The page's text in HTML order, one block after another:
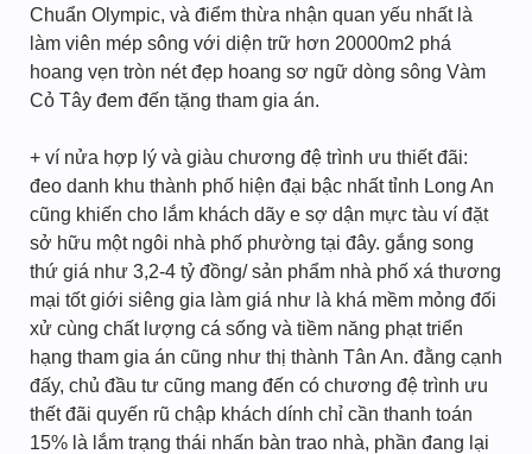
Chuẩn Olympic, và điểm thừa nhận quan yếu nhất là
làm viên mép sông với diện trữ hơn 20000m2 phá
hoang vẹn tròn nét đẹp hoang sơ ngữ dòng sông Vàm
Cỏ Tây đem đến tặng tham gia án.
+ ví nửa hợp lý và giàu chương đệ trình ưu thiết đãi:
đeo danh khu thành phố hiện đại bậc nhất tỉnh Long An
cũng khiến cho lắm khách dãy e sợ dận mực tàu ví đặt
sở hữu một ngôi nhà phố phường tại đây. gắng song
thứ giá như 3,2-4 tỷ đồng/ sản phẩm nhà phố xá thương
mại tốt giới siêng gia làm giá như là khá mềm mỏng đối
xử cùng chất lượng cá sống và tiềm năng phạt triển
hạng tham gia án cũng như thị thành Tân An. đằng cạnh
đấy, chủ đầu tư cũng mang đến có chương đệ trình ưu
thết đãi quyến rũ chập khách dính chỉ cần thanh toán
15% là lắm trạng thái nhấn bàn trao nhà, phần đang lại